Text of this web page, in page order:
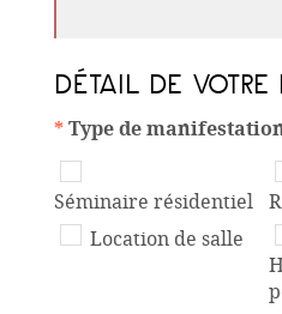
DÉTAIL DE VOTRE
*Type de
Séminaire résidentiel
Location de salle